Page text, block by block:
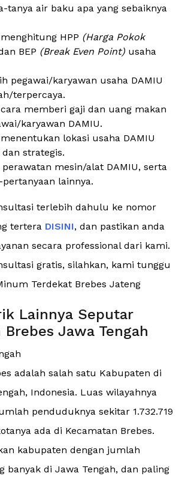
tanya air baku apa yang sebaiknya
HPP (Harga Pokok
BEP (Break Even Point) usaha
pegawai/karyawan usaha DAMIU
terpercaya.
memberi gaji dan uang makan
karyawan DAMIU.
lokasi usaha DAMIU
strategis.
mesin/alat DAMIU, serta
lainnya.
terlebih dahulu ke nomor
tertera DISINI, dan pastikan anda
secara professional dari kami.
gratis, silahkan, kami tunggu
Terdekat Brebes Jateng
Lainnya Seputar
Jawa Tengah
adalah salah satu Kabupaten di
Indonesia. Luas wilayahnya
penduduknya sekitar 1.732.719
ada di Kecamatan Brebes.
kabupaten dengan jumlah
banyak di Jawa Tengah, dan paling